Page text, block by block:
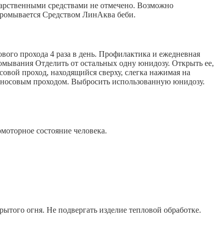
средствами не отмечено. Возможно
Средством ЛинАква беби.
прохода 4 раза в день. Профилактика и ежедневная
Отделить от остальных одну юнидозу. Открыть ее,
проход, находящийся сверху, слегка нажимая на
проходом. Выбросить использованную юнидозу.
состояние человека.
огня. Не подвергать изделие тепловой обработке.